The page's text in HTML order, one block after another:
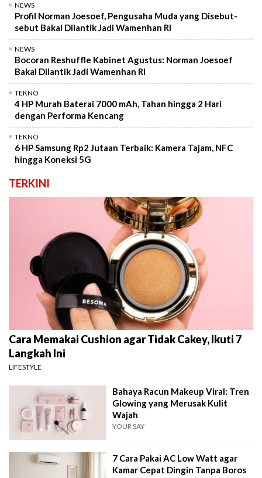
NEWS
Profil Norman Joesoef, Pengusaha Muda yang Disebut-
sebut Bakal Dilantik Jadi Wamenhan RI
NEWS
Bocoran Reshuffle Kabinet Agustus: Norman Joesoef
Bakal Dilantik Jadi Wamenhan RI
TEKNO
4 HP Murah Baterai 7000 mAh, Tahan hingga 2 Hari
dengan Performa Kencang
TEKNO
6 HP Samsung Rp2 Jutaan Terbaik: Kamera Tajam, NFC
hingga Koneksi 5G
TERKINI
Cara Memakai Cushion agar Tidak Cakey, Ikuti 7
Langkah Ini
LIFESTYLE
Bahaya Racun Makeup Viral: Tren
Glowing yang Merusak Kulit
Wajah
YOUR SAY
7 Cara Pakai AC Low Watt agar
Kamar Cepat Dingin Tanpa Boros